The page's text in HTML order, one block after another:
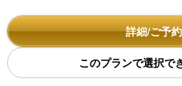
詳細/ご予約
このプランで選択で